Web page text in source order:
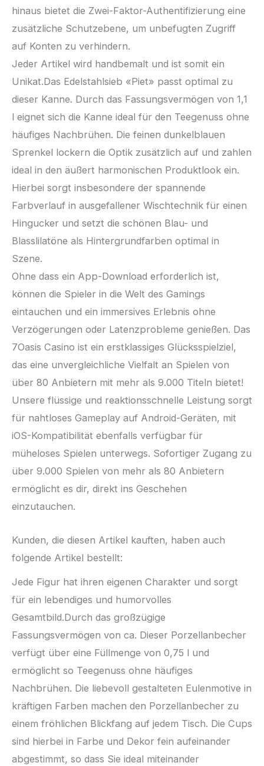
hinaus bietet die Zwei-Faktor-Authentifizierung eine
zusätzliche Schutzebene, um unbefugten Zugriff
auf Konten zu verhindern.
Jeder Artikel wird handbemalt und ist somit ein
Unikat.Das Edelstahlsieb «Piet» passt optimal zu
dieser Kanne. Durch das Fassungsvermögen von 1,1
l eignet sich die Kanne ideal für den Teegenuss ohne
häufiges Nachbrühen. Die feinen dunkelblauen
Sprenkel lockern die Optik zusätzlich auf und zahlen
ideal in den äußert harmonischen Produktlook ein.
Hierbei sorgt insbesondere der spannende
Farbverlauf in ausgefallener Wischtechnik für einen
Hingucker und setzt die schönen Blau- und
Blasslilatöne als Hintergrundfarben optimal in
Szene.
Ohne dass ein App-Download erforderlich ist,
können die Spieler in die Welt des Gamings
eintauchen und ein immersives Erlebnis ohne
Verzögerungen oder Latenzprobleme genießen. Das
7Oasis Casino ist ein erstklassiges Glücksspielziel,
das eine unvergleichliche Vielfalt an Spielen von
über 80 Anbietern mit mehr als 9.000 Titeln bietet!
Unsere flüssige und reaktionsschnelle Leistung sorgt
für nahtloses Gameplay auf Android-Geräten, mit
iOS-Kompatibilität ebenfalls verfügbar für
müheloses Spielen unterwegs. Sofortiger Zugang zu
über 9.000 Spielen von mehr als 80 Anbietern
ermöglicht es dir, direkt ins Geschehen
einzutauchen.
Kunden, die diesen Artikel kauften, haben auch
folgende Artikel bestellt:
Jede Figur hat ihren eigenen Charakter und sorgt
für ein lebendiges und humorvolles
Gesamtbild.Durch das großzügige
Fassungsvermögen von ca. Dieser Porzellanbecher
verfügt über eine Füllmenge von 0,75 l und
ermöglicht so Teegenuss ohne häufiges
Nachbrühen. Die liebevoll gestalteten Eulenmotive in
kräftigen Farben machen den Porzellanbecher zu
einem fröhlichen Blickfang auf jedem Tisch. Die Cups
sind hierbei in Farbe und Dekor fein aufeinander
abgestimmt, so dass Sie ideal miteinander